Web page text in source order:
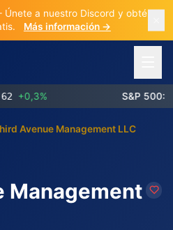
Únete a nuestro Discord y obtén 3
Más información →
S&P 500:
Avenue Management LLC
Management